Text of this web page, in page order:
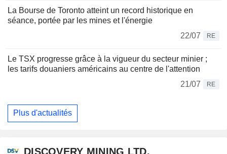
La Bourse de Toronto atteint un record historique en
séance, portée par les mines et l'énergie
22/07
RE
Le TSX progresse grâce à la vigueur du secteur minier ;
les tarifs douaniers américains au centre de l'attention
21/07
RE
Plus d'actualités
DISCOVERY MINING LTD.